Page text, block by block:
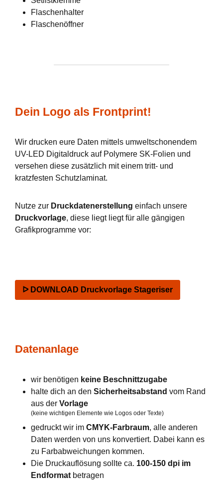
Flaschenhalter
Flaschenöffner
Dein Logo als Frontprint!
Wir drucken eure Daten mittels umweltschonendem
UV-LED Digitaldruck auf Polymere SK-Folien und
versehen diese zusätzlich mit einem tritt- und
kratzfesten Schutzlaminat.
Nutze zur Druckdatenerstellung einfach unsere
Druckvorlage, diese liegt liegt für alle gängigen
Grafikprogramme vor:
ᐅ DOWNLOAD Druckvorlage Stageriser
Datenanlage
wir benötigen keine Beschnittzugabe
halte dich an den Sicherheitsabstand vom Rand
aus der Vorlage
(keine wichtigen Elemente wie Logos oder Texte)
gedruckt wir im CMYK-Farbraum, alle anderen
Daten werden von uns konvertiert. Dabei kann es
zu Farbabweichungen kommen.
Die Druckauflösung sollte ca. 100-150 dpi im
Endformat betragen